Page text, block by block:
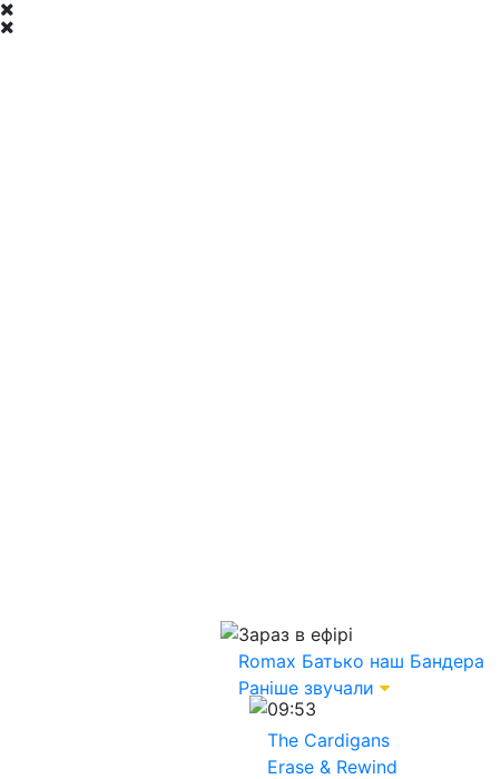
Зараз в ефірі
Romax Батько наш Бандера
Раніше звучали
09:53
The Cardigans
Erase & Rewind